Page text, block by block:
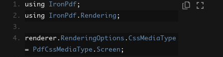
using IronPdf ;
using IronPdf . Rendering ;
renderer . RenderingOptions . CssMediaType
=
PdfCssMediaType . Screen ;